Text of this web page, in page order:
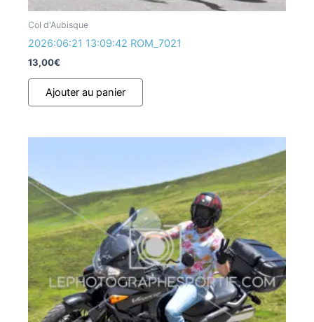
Col d'Aubisque
2026:06:21 13:09:42 ROM_7021
13,00€
Ajouter au panier